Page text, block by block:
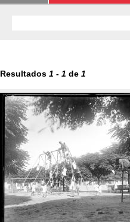
Resultados 1 - 1 de 1